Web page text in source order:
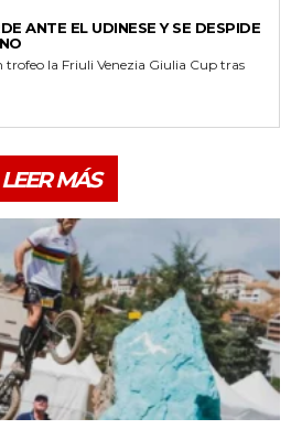
ANTE EL UDINESE Y SE DESPIDE
trofeo la Friuli Venezia Giulia Cup tras
LEER MÁS